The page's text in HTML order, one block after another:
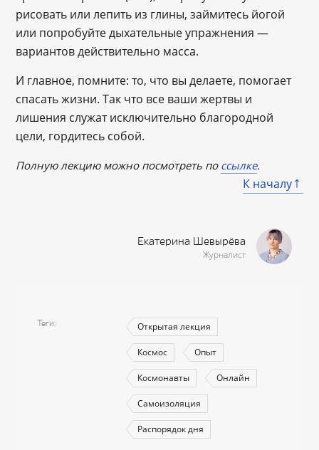
рисовать или лепить из глины, займитесь йогой
или попробуйте дыхательные упражнения —
вариантов действительно масса.
И главное, помните: то, что вы делаете, помогает
спасать жизни. Так что все ваши жертвы и
лишения служат исключительно благородной
цели, гордитесь собой.
Полную лекцию можно посмотреть по ссылке.
К началу
Екатерина Шевырёва
Журналист
Теги Открытая лекция
Космос Опыт
Космонавты Онлайн
Самоизоляция
Распорядок дня